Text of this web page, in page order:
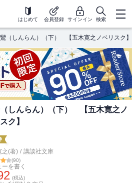
はじめて 会員登録 サインイン 検索
（しんらん）（下） 【五木寛之ノベリスク】
しんらん）（下） 【五木寛之ノ
ク】
之(著) / 講談社文庫
(90)
ーを書く
(税込)